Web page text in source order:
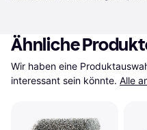
Ähnliche
Wir haben eine
interessant sein könnte. Alle